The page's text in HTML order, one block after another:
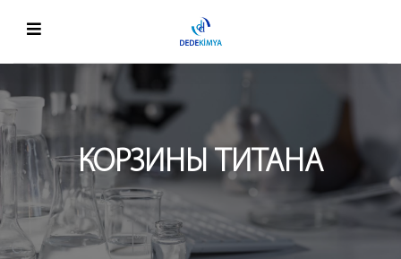
КОРЗИНЫ ТИТАНА